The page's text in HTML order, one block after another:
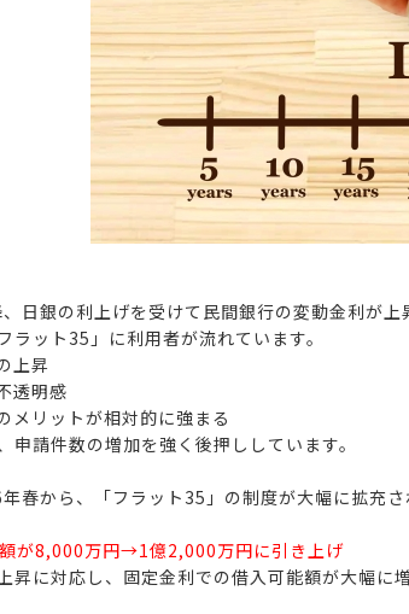
日銀の利上げを受けて民間銀行の変動金利が
ラット35」に利用者が流れています。
上昇
透明感
メリットが相対的に強まる
申請件数の増加を強く後押ししています。
春から、「フラット35」の制度が大幅に拡充さ
が8,000万円→1億2,000万円に引き上げ
昇に対応し、固定金利での借入可能額が大幅に増